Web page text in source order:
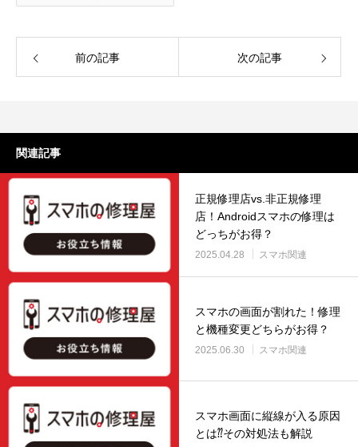
前の記事 次の記事
関連記事
正規修理店vs.非正規修理
店！Androidスマホの修理は
どっちがお得？
2025.04.28 スマホ関連
スマホの画面が割れた！修理
と機種変更どちらがお得？
2025.06.30 スマホ関連
スマホ画面に縦線が入る原因
とは⁇その対処法も解説